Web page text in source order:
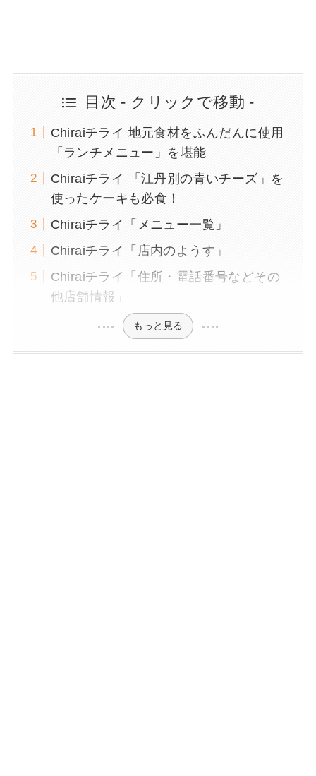
目次 - クリックで移動 -
Chiraiチライ 地元食材をふんだんに使用
「ランチメニュー」を堪能
Chiraiチライ 「江丹別の青いチーズ」を
使ったケーキも必食！
Chiraiチライ「メニュー一覧」
Chiraiチライ「店内のようす」
Chiraiチライ「住所・電話番号などその
他店舗情報」
もっと見る